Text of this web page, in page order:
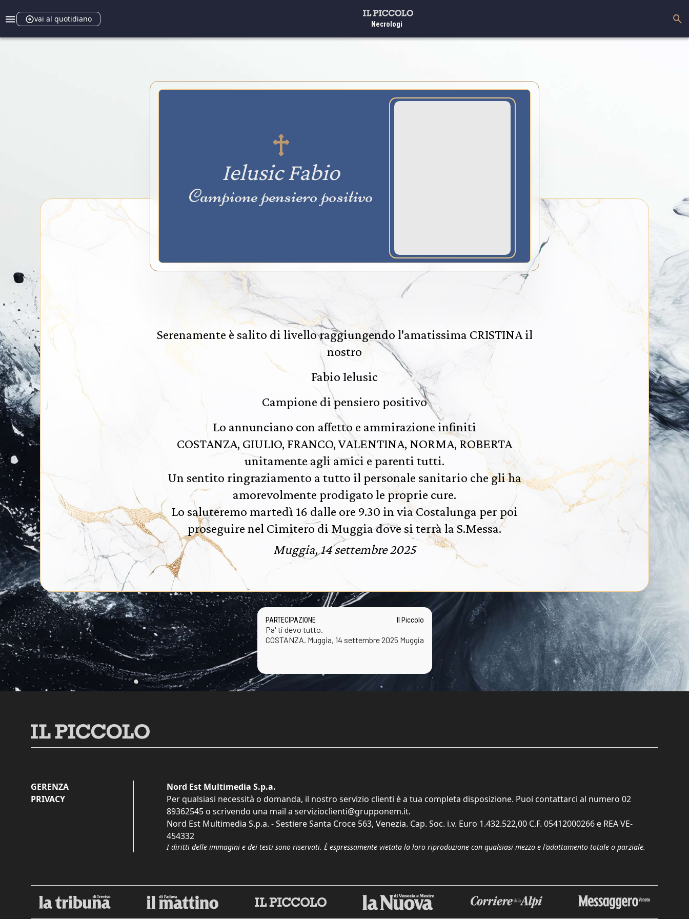
vai al quotidiano
Necrologi
Ielusic Fabio
Campione pensiero positivo
Serenamente è salito di livello raggiungendo l'amatissima CRISTINA il
nostro
Fabio Ielusic
Campione di pensiero positivo
Lo annunciano con affetto e ammirazione infiniti
COSTANZA, GIULIO, FRANCO, VALENTINA, NORMA, ROBERTA
unitamente agli amici e parenti tutti.
Un sentito ringraziamento a tutto il personale sanitario che gli ha
amorevolmente prodigato le proprie cure.
Lo saluteremo martedì 16 dalle ore 9.30 in via Costalunga per poi
proseguire nel Cimitero di Muggia dove si terrà la S.Messa.
Muggia, 14 settembre 2025
PARTECIPAZIONE Il Piccolo
Pa' ti devo tutto.
COSTANZA. Muggia, 14 settembre 2025 Muggia
GERENZA
PRIVACY
Nord Est Multimedia S.p.a.
Per qualsiasi necessità o domanda, il nostro servizio clienti è a tua completa disposizione. Puoi contattarci al numero 02
89362545 o scrivendo una mail a servizioclienti@grupponem.it.
Nord Est Multimedia S.p.a. - Sestiere Santa Croce 563, Venezia. Cap. Soc. i.v. Euro 1.432.522,00 C.F. 05412000266 e REA VE-
454332
I diritti delle immagini e dei testi sono riservati. È espressamente vietata la loro riproduzione con qualsiasi mezzo e l'adattamento totale o parziale.